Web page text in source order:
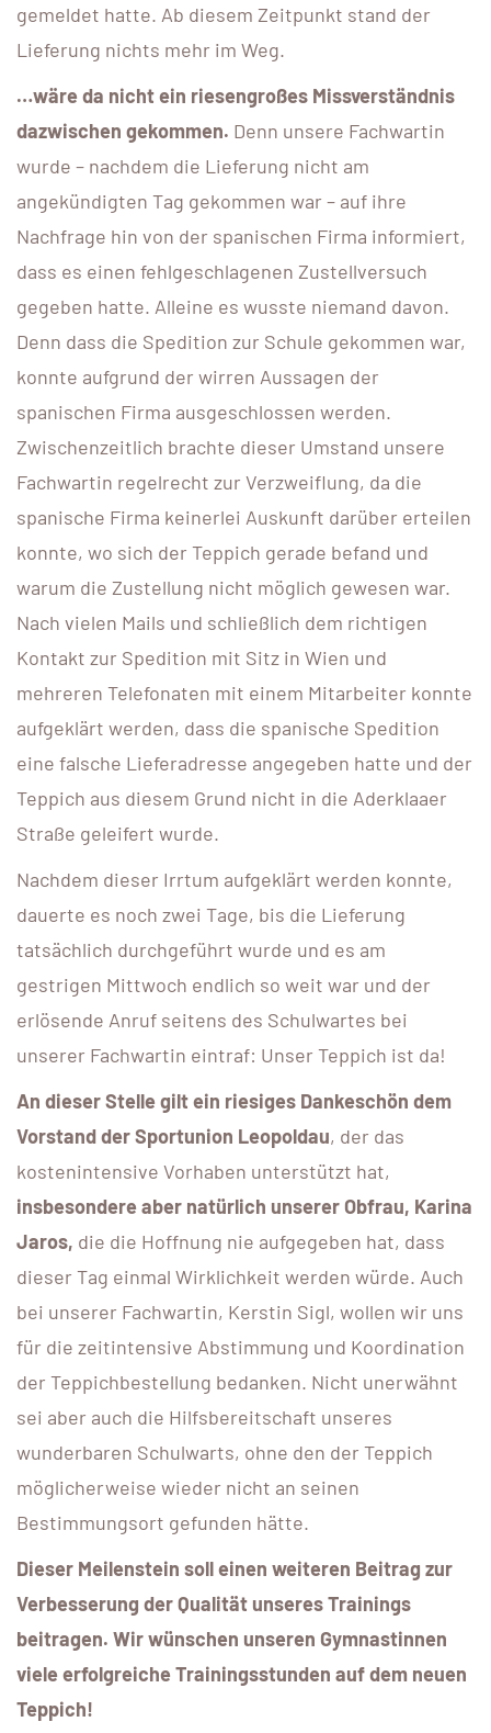
gemeldet hatte. Ab diesem Zeitpunkt stand der
Lieferung nichts mehr im Weg.
…wäre da nicht ein riesengroßes Missverständnis
dazwischen gekommen. Denn unsere Fachwartin
wurde – nachdem die Lieferung nicht am
angekündigten Tag gekommen war – auf ihre
Nachfrage hin von der spanischen Firma informiert,
dass es einen fehlgeschlagenen Zustellversuch
gegeben hatte. Alleine es wusste niemand davon.
Denn dass die Spedition zur Schule gekommen war,
konnte aufgrund der wirren Aussagen der
spanischen Firma ausgeschlossen werden.
Zwischenzeitlich brachte dieser Umstand unsere
Fachwartin regelrecht zur Verzweiflung, da die
spanische Firma keinerlei Auskunft darüber erteilen
konnte, wo sich der Teppich gerade befand und
warum die Zustellung nicht möglich gewesen war.
Nach vielen Mails und schließlich dem richtigen
Kontakt zur Spedition mit Sitz in Wien und
mehreren Telefonaten mit einem Mitarbeiter konnte
aufgeklärt werden, dass die spanische Spedition
eine falsche Lieferadresse angegeben hatte und der
Teppich aus diesem Grund nicht in die Aderklaaer
Straße geleifert wurde.
Nachdem dieser Irrtum aufgeklärt werden konnte,
dauerte es noch zwei Tage, bis die Lieferung
tatsächlich durchgeführt wurde und es am
gestrigen Mittwoch endlich so weit war und der
erlösende Anruf seitens des Schulwartes bei
unserer Fachwartin eintraf: Unser Teppich ist da!
An dieser Stelle gilt ein riesiges Dankeschön dem
Vorstand der Sportunion Leopoldau, der das
kostenintensive Vorhaben unterstützt hat,
insbesondere aber natürlich unserer Obfrau, Karina
Jaros, die die Hoffnung nie aufgegeben hat, dass
dieser Tag einmal Wirklichkeit werden würde. Auch
bei unserer Fachwartin, Kerstin Sigl, wollen wir uns
für die zeitintensive Abstimmung und Koordination
der Teppichbestellung bedanken. Nicht unerwähnt
sei aber auch die Hilfsbereitschaft unseres
wunderbaren Schulwarts, ohne den der Teppich
möglicherweise wieder nicht an seinen
Bestimmungsort gefunden hätte.
Dieser Meilenstein soll einen weiteren Beitrag zur
Verbesserung der Qualität unseres Trainings
beitragen. Wir wünschen unseren Gymnastinnen
viele erfolgreiche Trainingsstunden auf dem neuen
Teppich!